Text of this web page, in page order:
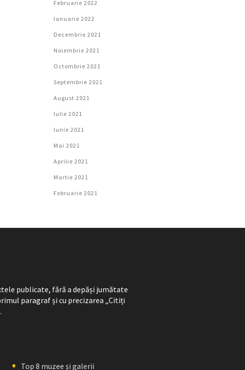
Februarie 2022
Ianuarie 2022
Decembrie 2021
Noiembrie 2021
Octombrie 2021
Septembrie 2021
August 2021
Iulie 2021
Iunie 2021
Mai 2021
Aprilie 2021
Martie 2021
Februarie 2021
publicate, fără a depăși jumătate
paragraf și cu precizarea „Citiți
Top 8 muzee și galerii